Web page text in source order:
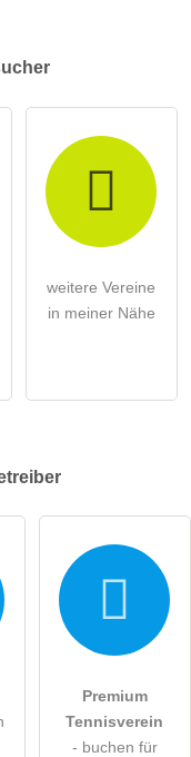
weitere Vereine
in meiner Nähe
Premium
Tennisverein
- buchen für